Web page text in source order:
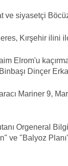
ve siyasetçi
Kırşehir ilini
Elrom'u
Dinçer
Mariner 9,
Orgeneral
ve "Balyoz